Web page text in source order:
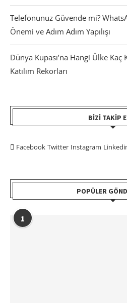
Telefonunuz Güvende mi?
Önemi ve Adım Adım Yapılışı
Dünya Kupası’na Hangi Ülke Kaç
Katılım Rekorları
BIZI TAKIP
Facebook Twitter Instagram
POPÜLER
1